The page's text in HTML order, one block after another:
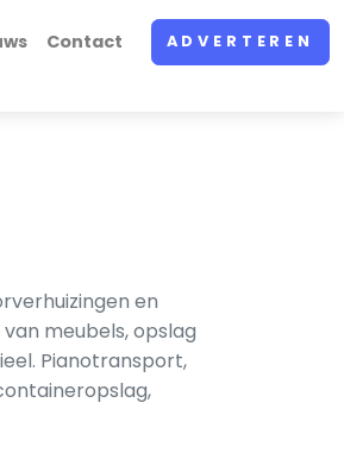
Contact ADVERTEREN
en
meubels, opslag
Pianotransport,